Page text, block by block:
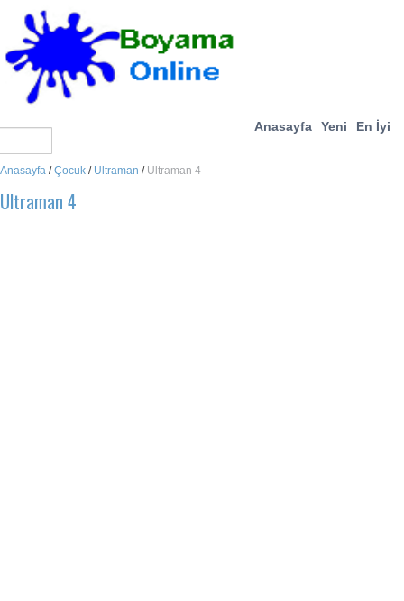
Anasayfa Yeni En İyi
Anasayfa /Çocuk / Ultraman / Ultraman 4
Ultraman 4